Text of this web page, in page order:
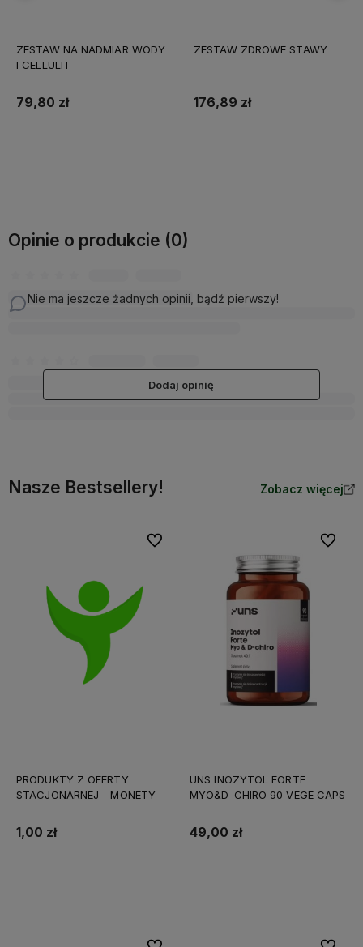
ZESTAW NA NADMIAR WODY
I CELLULIT
79,80 zł
ZESTAW ZDROWE STAWY
176,89 zł
Opinie o produkcie (0)
Nie ma jeszcze żadnych opinii, bądź pierwszy!
Dodaj opinię
Nasze Bestsellery! Zobacz więcej
PRODUKTY Z OFERTY
STACJONARNEJ - MONETY
1,00 zł
Do ulubionych
UNS INOZYTOL FORTE
MYO&D-CHIRO 90 VEGE CAPS
49,00 zł
Do